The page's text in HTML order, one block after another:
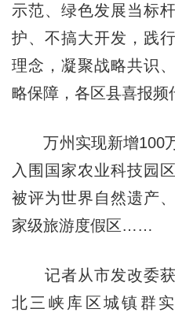
示范、绿色发展当标
护、不搞大开发，践
理念，凝聚战略共识
略保障，各区县喜报
万州实现新增100
入围国家农业科技园
被评为世界自然遗产
家级旅游度假区……
记者从市发改委获
北三峡库区城镇群